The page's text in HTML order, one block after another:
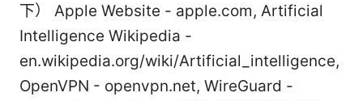
下） Apple Website - apple.com, Artificial
Intelligence Wikipedia -
en.wikipedia.org/wiki/Artificial_intelligence,
OpenVPN - openvpn.net, WireGuard -